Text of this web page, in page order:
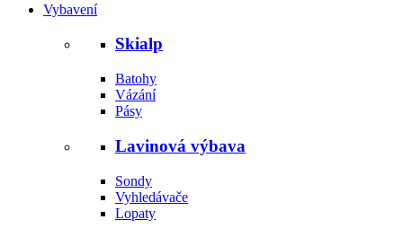
Vybavení
Skialp
Batohy
Vázání
Pásy
Lavinová výbava
Sondy
Vyhledávače
Lopaty